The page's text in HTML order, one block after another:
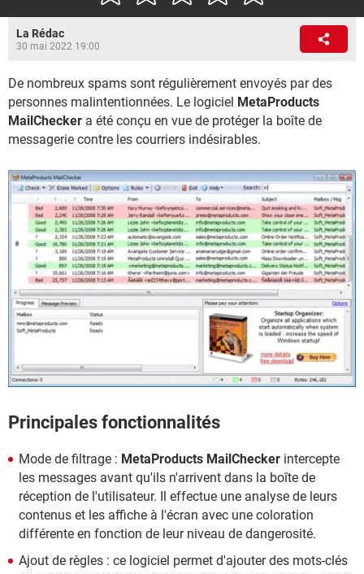
La Rédac
30 mai 2022 19:00
De nombreux spams sont régulièrement envoyés par des
personnes malintentionnées. Le logiciel MetaProducts
MailChecker a été conçu en vue de protéger la boîte de
messagerie contre les courriers indésirables.
Principales fonctionnalités
Mode de filtrage : MetaProducts MailChecker intercepte
les messages avant qu'ils n'arrivent dans la boîte de
réception de l'utilisateur. Il effectue une analyse de leurs
contenus et les affiche à l'écran avec une coloration
différente en fonction de leur niveau de dangerosité.
Ajout de règles : ce logiciel permet d'ajouter des mots-clés